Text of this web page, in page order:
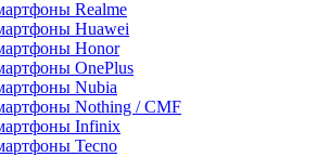
Realme
Huawei
Honor
OnePlus
Nubia
Nothing / CMF
Infinix
Tecno